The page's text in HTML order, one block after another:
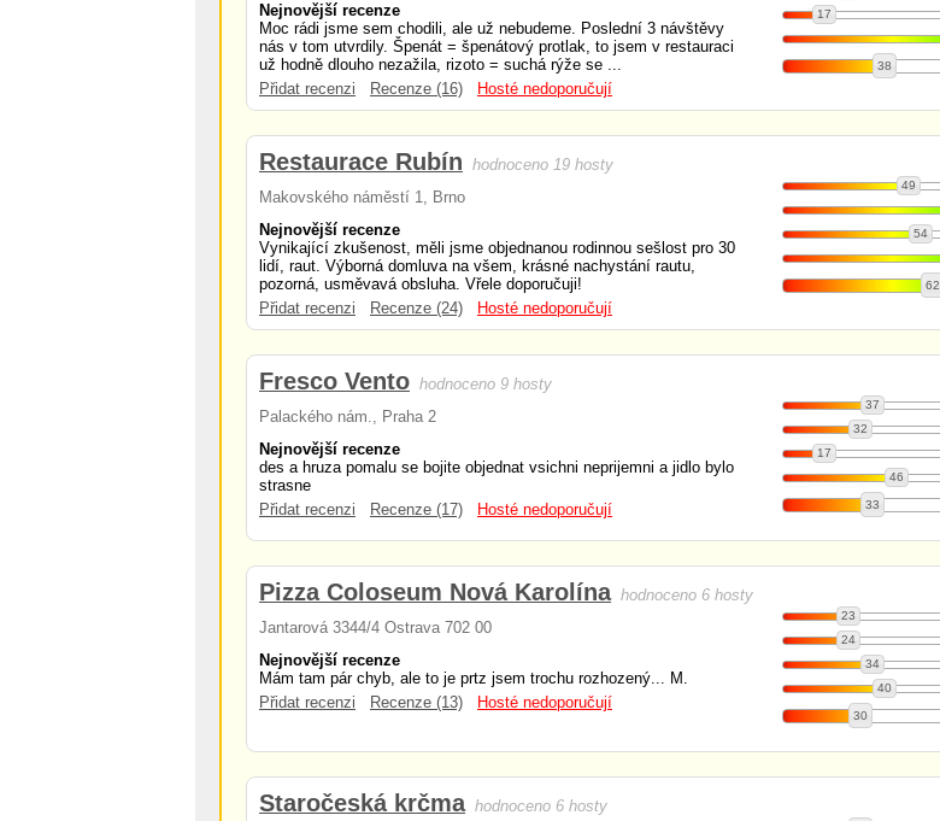
Nejnovější recenze
Moc rádi jsme sem chodili, ale už nebudeme. Poslední 3 návštěvy
nás v tom utvrdily. Špenát = špenátový protlak, to jsem v restauraci
už hodně dlouho nezažila, rizoto = suchá rýže se ...
Přidat recenzi
Recenze (16) Hosté nedoporučují
17
38
Restaurace Rubín hodnoceno 19 hosty
Makovského náměstí 1, Brno
Nejnovější recenze
Vynikající zkušenost, měli jsme objednanou rodinnou sešlost pro 30
lidí, raut. Výborná domluva na všem, krásné nachystání rautu,
pozorná, usměvavá obsluha. Vřele doporučuji!
Přidat recenzi
Recenze (24) Hosté nedoporučují
49
54
62
Fresco Vento hodnoceno 9 hosty
Palackého nám., Praha 2
Nejnovější recenze
des a hruza pomalu se bojite objednat vsichni neprijemni a jidlo bylo
strasne
Přidat recenzi
Recenze (17) Hosté nedoporučují
37
32
17
46
33
Pizza Coloseum Nová Karolína hodnoceno 6 hosty
Jantarová 3344/4 Ostrava 702 00
Nejnovější recenze
Mám tam pár chyb, ale to je prtz jsem trochu rozhozený... M.
Přidat recenzi
Recenze (13) Hosté nedoporučují
23
24
34
40
30
Staročeská krčma hodnoceno 6 hosty